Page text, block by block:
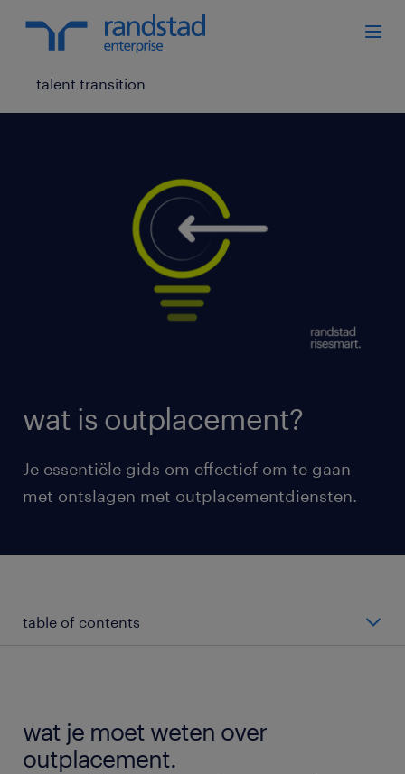
talent transition
wat is outplacement?
Je essentiële gids om effectief om te gaan
met ontslagen met outplacementdiensten.
table of contents
wanneer moeten we outplacementoplossingen
gebruiken?
wat je moet weten over
outplacement.